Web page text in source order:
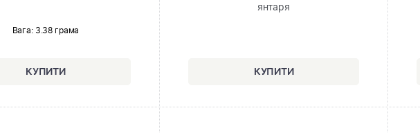
Вага: 3.38 грама
янтаря